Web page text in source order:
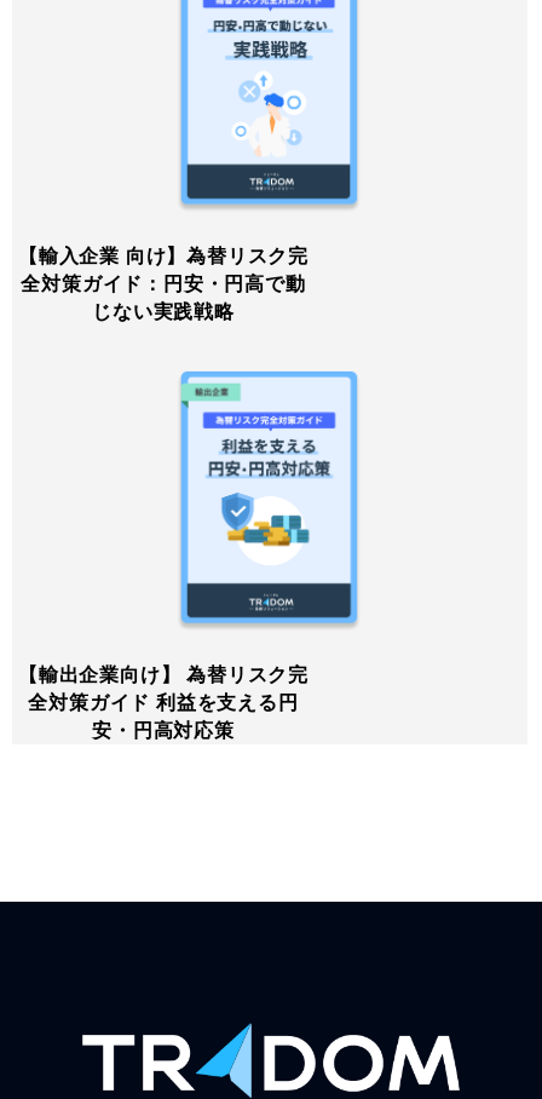
【輸入企業 向け】為替リスク完
全対策ガイド：円安・円高で動
じない実践戦略
【輸出企業向け】 為替リスク完
全対策ガイド 利益を支える円
安・円高対応策